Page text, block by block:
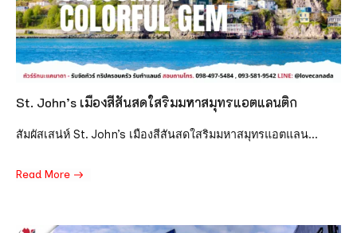
St. John’s เมืองสีสันสดใสริมมหาสมุทรแอตแลนติก
สัมผัสเสน่ห์ St. John’s เมืองสีสันสดใสริมมหาสมุทรแอตแลน...
Read More